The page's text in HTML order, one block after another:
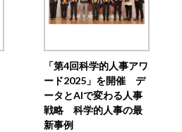
「第4回科学的人事アワ
ード2025」を開催 デ
ータとAIで変わる人事
戦略 科学的人事の最
新事例